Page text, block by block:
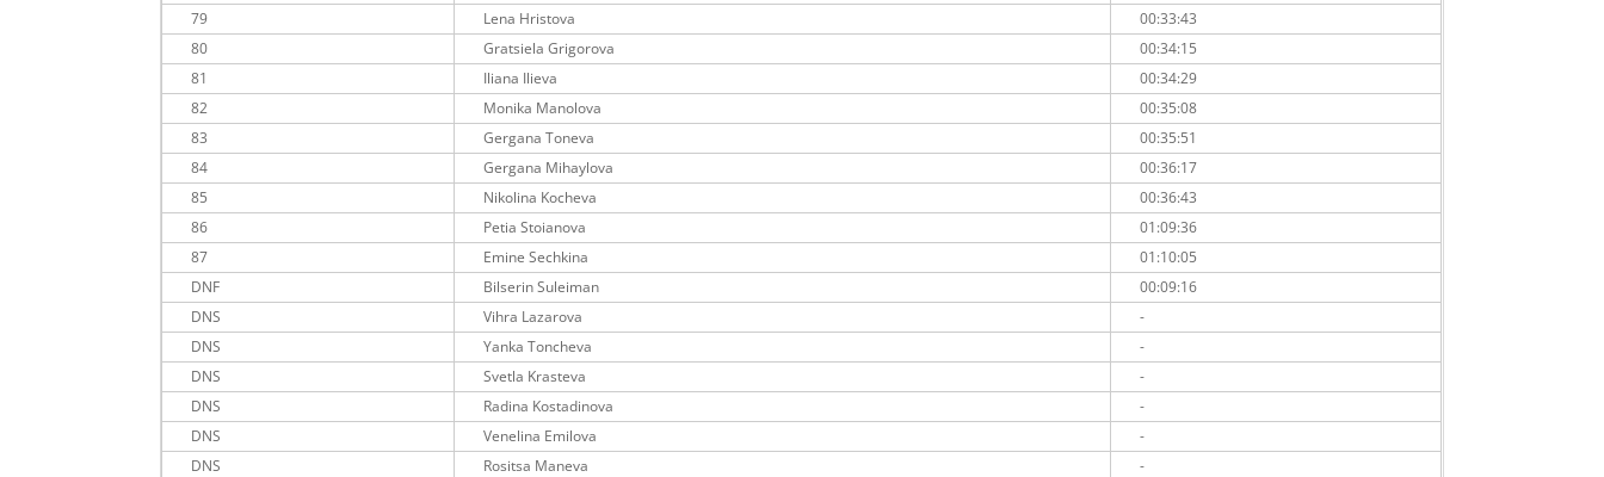
79
Lena Hristova
00:33:43
80
Gratsiela Grigorova
00:34:15
81
Iliana Ilieva
00:34:29
82
Monika Manolova
00:35:08
83
Gergana Toneva
00:35:51
84
Gergana Mihaylova
00:36:17
85
Nikolina Kocheva
00:36:43
86
Petia Stoianova
01:09:36
87
Emine Sechkina
01:10:05
DNF
Bilserin Suleiman
00:09:16
DNS
Vihra Lazarova
-
DNS
Yanka Toncheva
-
DNS
Svetla Krasteva
-
DNS
Radina Kostadinova
-
DNS
Venelina Emilova
-
DNS
Rositsa Maneva
-